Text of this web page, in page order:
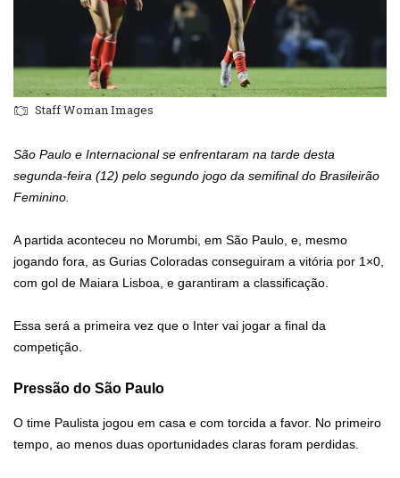
Staff Woman Images
São Paulo e Internacional se enfrentaram na tarde desta
segunda-feira (12) pelo segundo jogo da semifinal do Brasileirão
Feminino.
A partida aconteceu no Morumbi, em São Paulo, e, mesmo
jogando fora, as Gurias Coloradas conseguiram a vitória por 1×0,
com gol de Maiara Lisboa, e garantiram a classificação.
Essa será a primeira vez que o Inter vai jogar a final da
competição.
Pressão do São Paulo
O time Paulista jogou em casa e com torcida a favor. No primeiro
tempo, ao menos duas oportunidades claras foram perdidas.